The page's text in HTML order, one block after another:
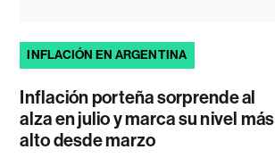
INFLACIÓN EN ARGENTINA
Inflación porteña sorprende al
alza en julio y marca su nivel más
alto desde marzo